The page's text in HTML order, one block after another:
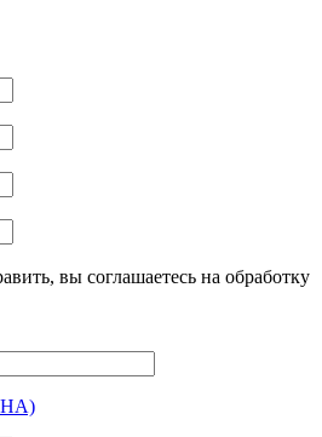
вы соглашаетесь на обработку